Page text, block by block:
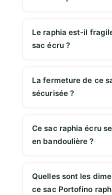
Le raphia est-il
sac écru ?
La fermeture de ce
sécurisée ?
Ce sac raphia écru
en bandoulière ?
Quelles sont les
ce sac Portofino